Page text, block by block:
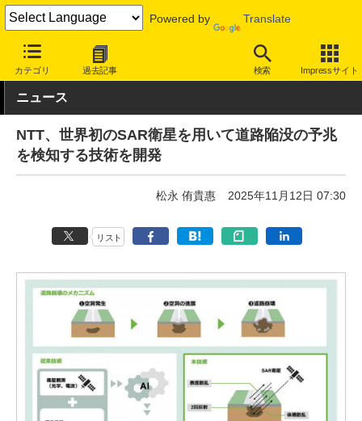
Powered by Translate
カテゴリ 過去記事 検索 Impressサイト
INTERNET Watch トピック 技術/規格
ニュース
NTT、世界初のSAR衛星を用いて道路陥没の予兆
を検知する技術を開発
松永 侑貴惠 2025年11月12日 07:30
リスト